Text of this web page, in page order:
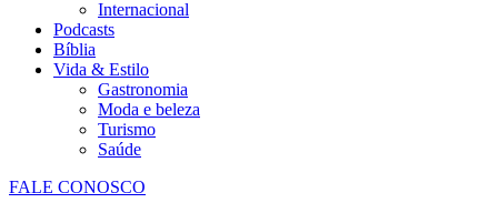
Internacional
Podcasts
Bíblia
Vida & Estilo
Gastronomia
Moda e beleza
Turismo
Saúde
FALE CONOSCO